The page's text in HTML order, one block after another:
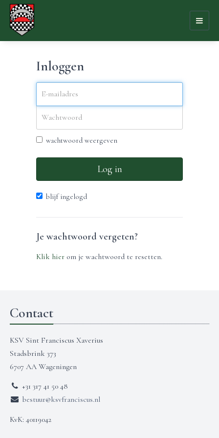
Inloggen
wachtwoord weergeven
Log in
blijf ingelogd
Je wachtwoord vergeten?
Klik hier om je wachtwoord te resetten.
Contact
KSV Sint Franciscus Xaverius
Stadsbrink 373
6707 AA Wageningen
+31 317 41 50 48
bestuur@ksvfranciscus.nl
KvK: 40119042